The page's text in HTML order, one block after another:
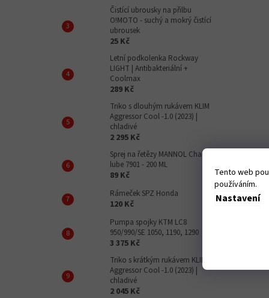
Tento web
používáním.
Nastavení
Čistící ubrousky na přilbu
O!MOTO - suchý a mokrý čistící
ubrousek
25 Kč
Letní podkolenka Rockway
LIGHT | Antibakteriální +
Coolmax
289 Kč
Triko s dlouhým rukávem KLIM
Aggressor Cool -1.0 (2023) |
chladivé
2 295 Kč
Sprej na řetězy MANNOL Chain
lube 7901 - 200 ML
89 Kč
Rámeček SPZ Honda
120 Kč
Pumpa spojky KTM LC8
950/990/SE 1050, 1190, 1290
3 375 Kč
Triko s krátkým rukávem KLIM
Aggressor Cool -1.0 (2023) |
chladivé
2 045 Kč